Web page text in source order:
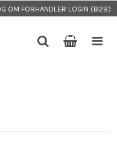
OM FORHANDLER LOGIN (B2B)